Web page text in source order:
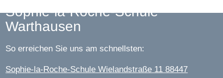
Sophie-la-Roche-Schule
Warthausen
So erreichen Sie uns am schnellsten:
Sophie-la-Roche-Schule Wielandstraße 11 88447